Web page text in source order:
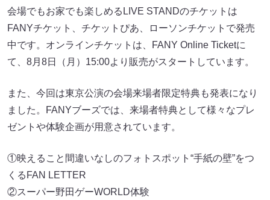
会場でもお家でも楽しめるLIVE STANDのチケットは
FANYチケット、チケットぴあ、ローソンチケットで発売
中です。オンラインチケットは、FANY Online Ticketに
て、8月8日（月）15:00より販売がスタートしています。
また、今回は東京公演の会場来場者限定特典も発表になり
ました。FANYブーズでは、来場者特典として様々なプレ
ゼントや体験企画が用意されています。
①映えること間違いなしのフォトスポット“手紙の壁”をつ
くるFAN LETTER
②スーパー野田ゲーWORLD体験